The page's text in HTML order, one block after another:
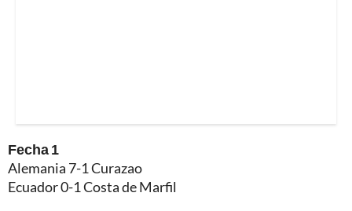
Fecha 1
Alemania 7-1 Curazao
Ecuador 0-1 Costa de Marfil